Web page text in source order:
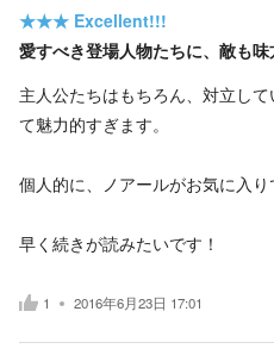
★★★ Excellent!!!
愛すべき登場人物たちに、敵も
主人公たちはもちろん、対立し
て魅力的すぎます。
個人的に、ノアールがお気に入り
早く続きが読みたいです！
1 2016年6月23日 17:01